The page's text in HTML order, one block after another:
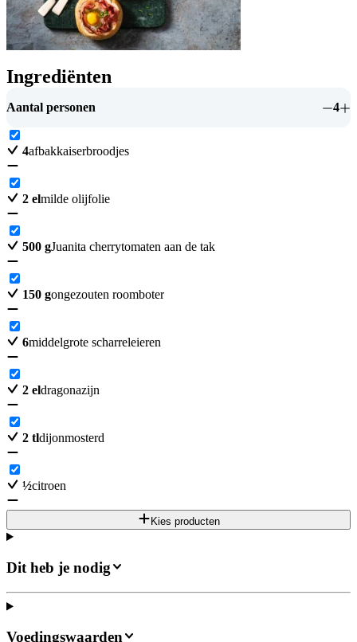
Ingrediënten
Aantal personen 4
4afbakkaiserbroodjes
2 elmilde olijfolie
500 gJuanita cherrytomaten aan de tak
150 gongezouten roomboter
6middelgrote scharreleieren
2 eldragonazijn
2 tldijonmosterd
½citroen
Kies producten
Dit heb je nodig
Voedingswaarden